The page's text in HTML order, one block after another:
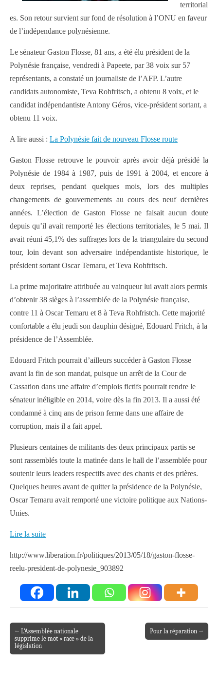
territorial
es. Son retour survient sur fond de résolution à l’ONU en faveur
de l’indépendance polynésienne.
Le sénateur Gaston Flosse, 81 ans, a été élu président de la
Polynésie française, vendredi à Papeete, par 38 voix sur 57
représentants, a constaté un journaliste de l’AFP. L’autre
candidats autonomiste, Teva Rohfritsch, a obtenu 8 voix, et le
candidat indépendantiste Antony Géros, vice-président sortant, a
obtenu 11 voix.
A lire aussi : La Polynésie fait de nouveau Flosse route
Gaston Flosse retrouve le pouvoir après avoir déjà présidé la
Polynésie de 1984 à 1987, puis de 1991 à 2004, et encore à
deux reprises, pendant quelques mois, lors des multiples
changements de gouvernements au cours des neuf dernières
années. L’élection de Gaston Flosse ne faisait aucun doute
depuis qu’il avait remporté les élections territoriales, le 5 mai. Il
avait réuni 45,1% des suffrages lors de la triangulaire du second
tour, loin devant son adversaire indépendantiste historique, le
président sortant Oscar Temaru, et Teva Rohfritsch.
La prime majoritaire attribuée au vainqueur lui avait alors permis
d’obtenir 38 sièges à l’assemblée de la Polynésie française,
contre 11 à Oscar Temaru et 8 à Teva Rohfristch. Cette majorité
confortable a élu jeudi son dauphin désigné, Edouard Fritch, à la
présidence de l’Assemblée.
Edouard Fritch pourrait d’ailleurs succéder à Gaston Flosse
avant la fin de son mandat, puisque un arrêt de la Cour de
Cassation dans une affaire d’emplois fictifs pourrait rendre le
sénateur inéligible en 2014, voire dès la fin 2013. Il a aussi été
condamné à cinq ans de prison ferme dans une affaire de
corruption, mais il a fait appel.
Plusieurs centaines de militants des deux principaux partis se
sont rassemblés toute la matinée dans le hall de l’assemblée pour
soutenir leurs leaders respectifs avec des chants et des prières.
Quelques heures avant de quitter la présidence de la Polynésie,
Oscar Temaru avait remporté une victoire politique aux Nations-
Unies.
Lire la suite
http://www.liberation.fr/politiques/2013/05/18/gaston-flosse-
reelu-president-de-polynesie_903892
Post navigation
← L’Assemblée nationale
supprime le mot « race » de la
législation
Pour la réparation →